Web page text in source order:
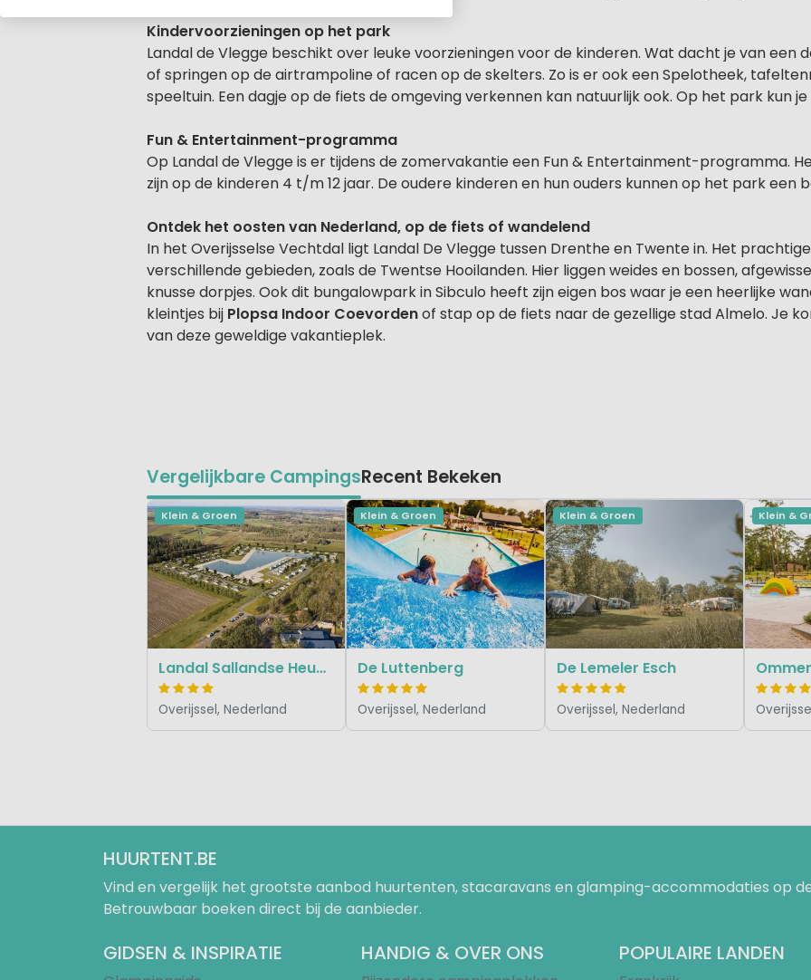
Kindervoorzieningen op het park
Landal de Vlegge beschikt over leuke voorzieningen voor de kinderen. Wat dacht je van
of springen op de airtrampoline of racen op de skelters. Zo is er ook een Spelotheek,
speeltuin. Een dagje op de fiets de omgeving verkennen kan natuurlijk ook. Op het park kun
Fun & Entertainment-programma
Op Landal de Vlegge is er tijdens de zomervakantie een Fun & Entertainment-programma.
zijn op de kinderen 4 t/m 12 jaar. De oudere kinderen en hun ouders kunnen op het park een
Ontdek het oosten van Nederland, op de fiets of wandelend
In het Overijsselse Vechtdal ligt Landal De Vlegge tussen Drenthe en Twente in. Het
verschillende gebieden, zoals de Twentse Hooilanden. Hier liggen weides en bossen,
knusse dorpjes. Ook dit bungalowpark in Sibculo heeft zijn eigen bos waar je een heerlijke
kleintjes bij Plopsa Indoor Coevordenof stap op de fiets naar de gezellige stad Almelo. Je
van deze geweldige vakantieplek.
Vergelijkbare CampingsRecent Bekeken
Klein & Groen
Landal Sallandse Heuvelrug
Overijssel, Nederland
Klein & Groen
De Luttenberg
Overijssel, Nederland
Klein & Groen
De Lemeler Esch
Overijssel, Nederland
Klein &
HUURTENT.BE
Vind en vergelijk het grootste aanbod huurtenten, stacaravans en glamping-accommodaties op
Betrouwbaar boeken direct bij de aanbieder.
GIDSEN & INSPIRATIE HANDIG & OVER ONS POPULAIRE LANDEN